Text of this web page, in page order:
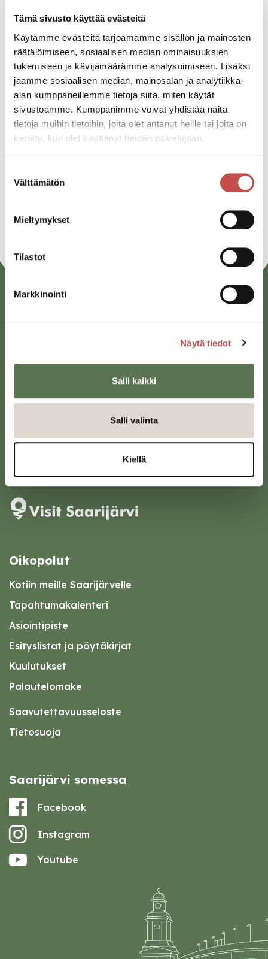
Tämä sivusto käyttää evästeitä
Käytämme evästeitä tarjoamamme sisällön ja mainosten
räätälöimiseen, sosiaalisen median ominaisuuksien
tukemiseen ja kävijämäärämme analysoimiseen. Lisäksi
jaamme sosiaalisen median, mainosalan ja analytiikka-
alan kumppaneillemme tietoja siitä, miten käytät
sivustoamme. Kumppanimme voivat yhdistää näitä
tietoja muihin tietoihin, joita olet antanut heille tai joita on
kerätty, kun olet käyttänyt heidän palvelujaan.
valinta
Välttämätön
Mieltymykset
Tilastot
Markkinointi
Näytä tiedot
Salli kaikki
Salli valinta
Kiellä
30.1.2026 klo 18.30
Katso kaikki tapahtumat
Jaa tapahtuma:
Facebook
Linkedin
Sivulantie 11, PL 13
kirjaamo@saarijarvi.fi
Oikopolut
Kotiin meille Saarijärvelle
Tapahtumakalenteri
Asiointipiste
Esityslistat ja pöytäkirjat
Kuulutukset
Palautelomake
Saavutettavuusseloste
Tietosuoja
Saarijärvi somessa
Facebook
Instagram
Youtube